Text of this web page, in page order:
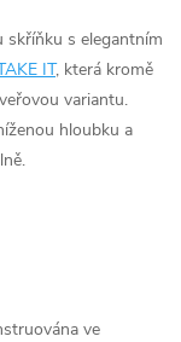
s elegantním
IT, která kromě
variantu.
hloubku a
ve